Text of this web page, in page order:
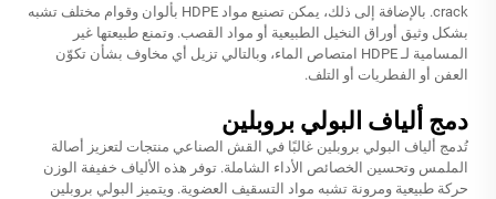
crack. بالإضافة إلى ذلك، يمكن تصنيع مواد HDPE بألوان وقوام مختلف تشبه
بشكل وثيق أوراق النخيل الطبيعية أو مواد القصب. وتمنع طبيعتها غير
المسامية لـ HDPE امتصاص الماء، وبالتالي تزيل أي مخاوف بشأن تكوّن
العفن أو الفطريات أو التلف.
دمج ألياف البولي بروبلين
تُدمج ألياف البولي بروبلين غالبًا في القش الصناعي منتجات لتعزيز أصالة
الملمس وتحسين الخصائص الأداء الشاملة. توفر هذه الألياف خفيفة الوزن
حركة طبيعية ومرونة تشبه مواد التسقيف العضوية. ويتميز البولي بروبلين